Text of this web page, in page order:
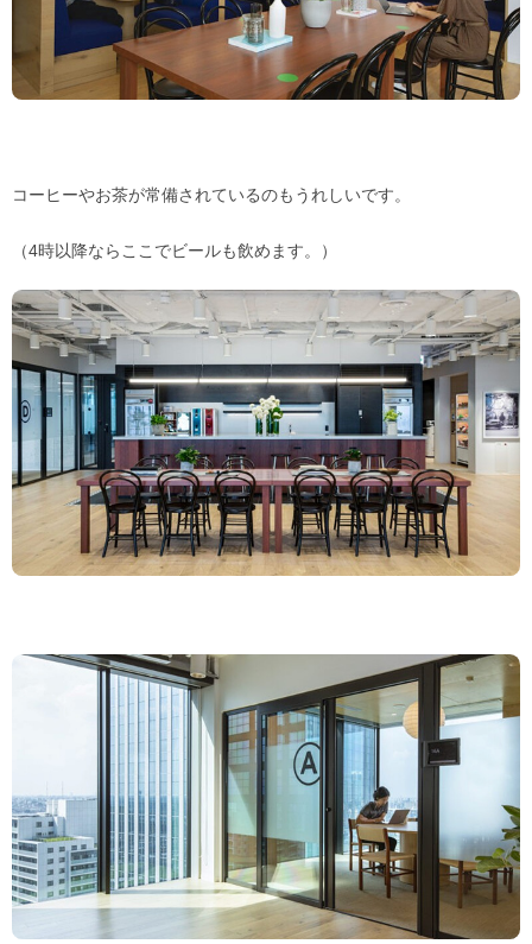
コーヒーやお茶が常備されているのもうれしいです。
（4時以降ならここでビールも飲めます。）